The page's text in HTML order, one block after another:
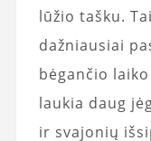
lūžio tašku.
dažniausiai
bėgančio
laukia daug
ir svajonių